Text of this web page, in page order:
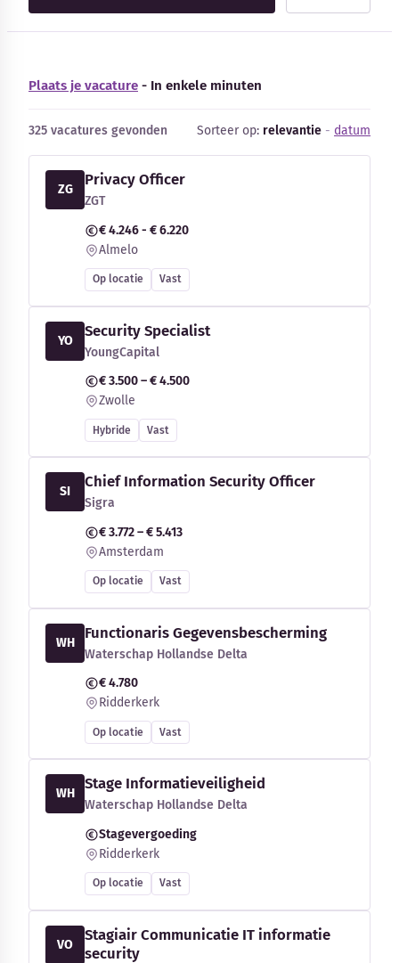
Plaats je vacature - In enkele minuten
325 vacatures gevonden Sorteer op: relevantie - datum
ZG
Privacy Officer
ZGT
€ 4.246 - € 6.220
Almelo
Op locatie Vast
YO
Security Specialist
YoungCapital
€ 3.500 – € 4.500
Zwolle
Hybride Vast
SI
Chief Information Security Officer
Sigra
€ 3.772 – € 5.413
Amsterdam
Op locatie Vast
WH
Functionaris Gegevensbescherming
Waterschap Hollandse Delta
€ 4.780
Ridderkerk
Op locatie Vast
WH
Stage Informatieveiligheid
Waterschap Hollandse Delta
Stagevergoeding
Ridderkerk
Op locatie Vast
VO
Stagiair Communicatie IT informatie
security